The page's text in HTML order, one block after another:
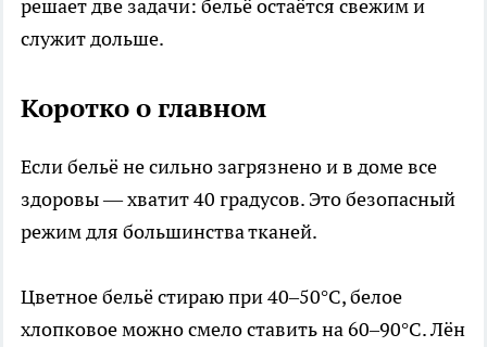
решает две задачи: бельё остаётся свежим и
служит дольше.
Коротко о главном
Если бельё не сильно загрязнено и в доме все
здоровы — хватит 40 градусов. Это безопасный
режим для большинства тканей.
Цветное бельё стираю при 40–50°C, белое
хлопковое можно смело ставить на 60–90°C. Лён